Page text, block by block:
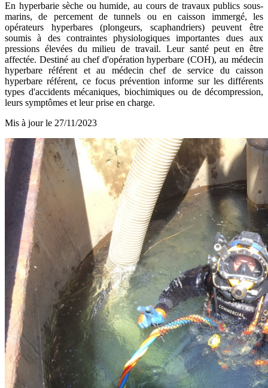
En hyperbarie sèche ou humide, au cours de travaux publics sous-
marins, de percement de tunnels ou en caisson immergé, les
opérateurs hyperbares (plongeurs, scaphandriers) peuvent être
soumis à des contraintes physiologiques importantes dues aux
pressions élevées du milieu de travail. Leur santé peut en être
affectée. Destiné au chef d'opération hyperbare (COH), au médecin
hyperbare référent et au médecin chef de service du caisson
hyperbare référent, ce focus prévention informe sur les différents
types d'accidents mécaniques, biochimiques ou de décompression,
leurs symptômes et leur prise en charge.
Mis à jour le 27/11/2023